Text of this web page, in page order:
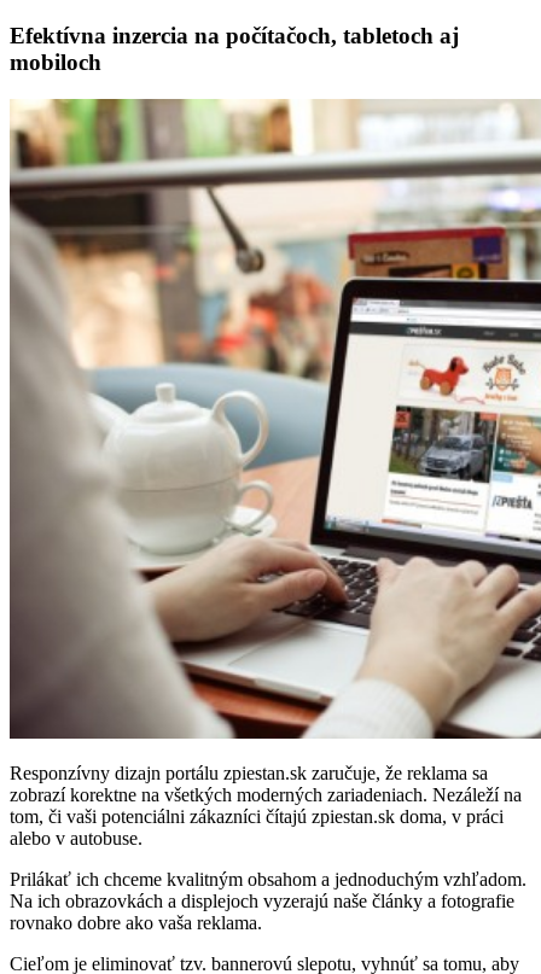
Efektívna inzercia na počítačoch, tabletoch aj
mobiloch
Responzívny dizajn portálu zpiestan.sk zaručuje, že reklama sa
zobrazí korektne na všetkých moderných zariadeniach. Nezáleží na
tom, či vaši potenciálni zákazníci čítajú zpiestan.sk doma, v práci
alebo v autobuse.
Prilákať ich chceme kvalitným obsahom a jednoduchým vzhľadom.
Na ich obrazovkách a displejoch vyzerajú naše články a fotografie
rovnako dobre ako vaša reklama.
Cieľom je eliminovať tzv. bannerovú slepotu, vyhnúť sa tomu, aby